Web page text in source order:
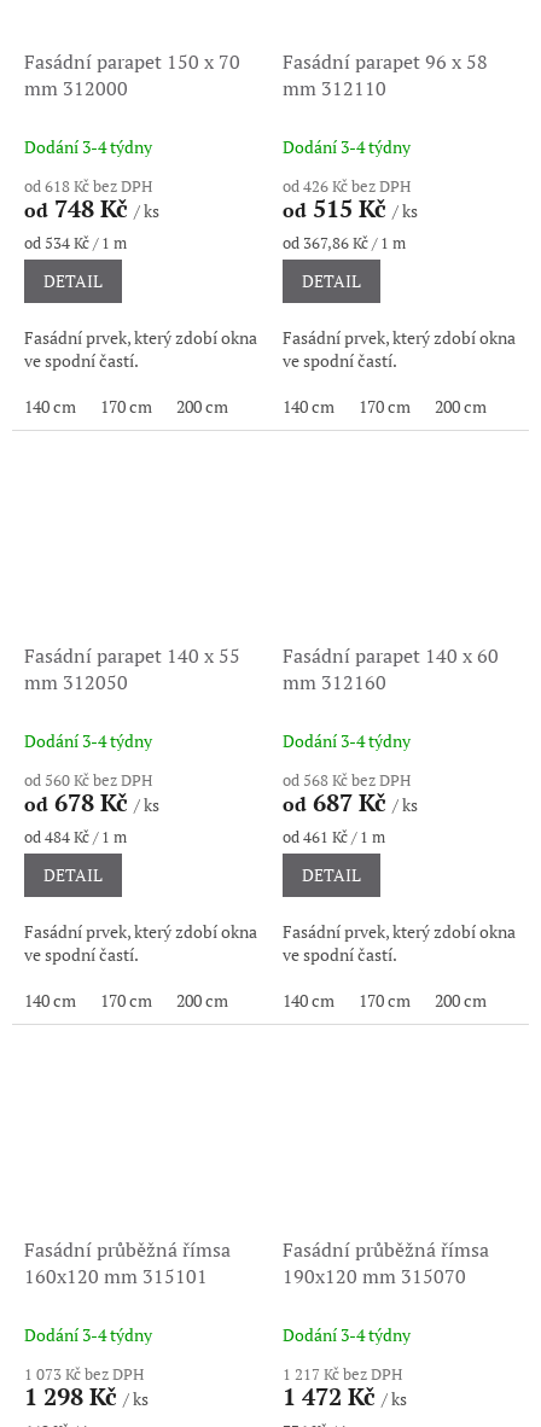
Fasádní parapet 150 x 70
mm 312000
Dodání 3-4 týdny
od 618 Kč bez DPH
od 748 Kč / ks
Měrná
cena:
od 534 Kč / 1 m
DETAIL
Fasádní prvek, který zdobí okna
ve spodní častí.
140 cm
170 cm 200 cm
Fasádní parapet 96 x 58
mm 312110
Dodání 3-4 týdny
od 426 Kč bez DPH
od 515 Kč / ks
Měrná
cena:
od 367,86 Kč / 1 m
DETAIL
Fasádní prvek, který zdobí okna
ve spodní častí.
140 cm
170 cm 200 cm
Fasádní parapet 140 x 55
mm 312050
Dodání 3-4 týdny
od 560 Kč bez DPH
od 678 Kč / ks
Měrná
cena:
od 484 Kč / 1 m
DETAIL
Fasádní prvek, který zdobí okna
ve spodní častí.
140 cm
170 cm 200 cm
Fasádní parapet 140 x 60
mm 312160
Dodání 3-4 týdny
od 568 Kč bez DPH
od 687 Kč / ks
Měrná
cena:
od 461 Kč / 1 m
DETAIL
Fasádní prvek, který zdobí okna
ve spodní častí.
140 cm
170 cm 200 cm
Fasádní průběžná římsa
160x120 mm 315101
Dodání 3-4 týdny
1 073 Kč bez DPH
1 298 Kč / ks
Fasádní průběžná římsa
190x120 mm 315070
Dodání 3-4 týdny
1 217 Kč bez DPH
1 472 Kč / ks